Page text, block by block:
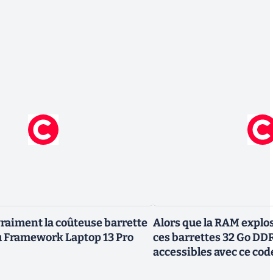
la coûteuse barrette
Framework Laptop 13 Pro
Alors que la RAM
ces barrettes 32 Go
accessibles avec ce